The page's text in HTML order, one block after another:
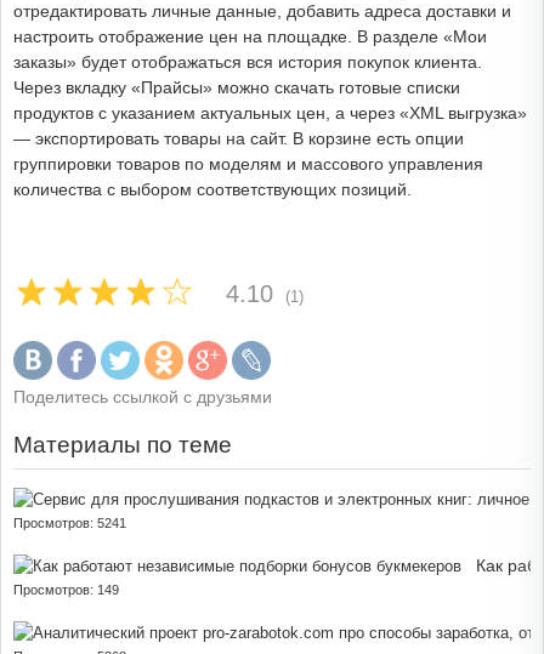
отредактировать личные данные, добавить адреса доставки и
настроить отображение цен на площадке. В разделе «Мои
заказы» будет отображаться вся история покупок клиента.
Через вкладку «Прайсы» можно скачать готовые списки
продуктов с указанием актуальных цен, а через «XML выгрузка»
— экспортировать товары на сайт. В корзине есть опции
группировки товаров по моделям и массового управления
количества с выбором соответствующих позиций.
4.10 (1)
Поделитесь ссылкой с друзьями
Материалы по теме
Просмотров: 5241
Как
Просмотров: 149